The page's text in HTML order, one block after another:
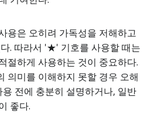
용은 오히려 가독성을 저해하고
. 따라서 '★' 기호를 사용할 때는
절하게 사용하는 것이 중요하다.
의미를 이해하지 못할 경우 오해
전에 충분히 설명하거나, 일반
좋다.